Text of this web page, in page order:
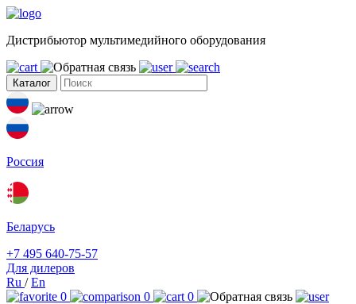
Дистрибьютор мультимедийного оборудования
Каталог
Россия
Беларусь
+7 495 640-75-57
Для дилеров
Ru /En
0
0 0